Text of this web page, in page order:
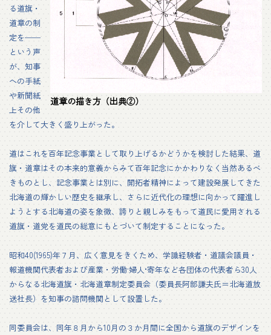
道章の描き方（出典②）
る道旗・
道章の制
定を──
という声
が、知事
への手紙
や新聞紙
上その他
を介して大きく盛り上がった。
道はこれを百年記念事業として取り上げるかどうかを検討した結果、道
旗・道章はその本来的意義からみて百年記念にかかわりなく当然あるべ
きものとし、記念事業とは別に、開拓者精神によって建設発展してきた
北海道の輝かしい歴史を継承し、さらに近代化の理想に向かって躍進し
ようとする北海道の姿を象徴、誇りと親しみをもって道民に愛用される
道旗・道党を道民の総意にもとづいて制定することになった。
昭和40(1965)年７月、広く意見をきくため、学識経験者・道議会議員・
報道機関代表者および産業・労働·婦人•寄年など各団体の代表者ら30人
からなる北海道旗・北海道章制定委員会（委員長阿部謙夫氏＝北海道放
送社長）を知事の諮問機関として設置した。
同委員会は、同年８月から10月の３か月間に全国から道旗のデザインを